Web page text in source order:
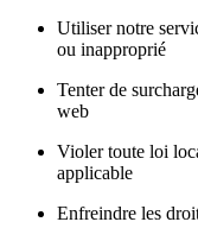
Utiliser notre
ou inapproprié
Tenter de
web
Violer toute loi
applicable
Enfreindre les